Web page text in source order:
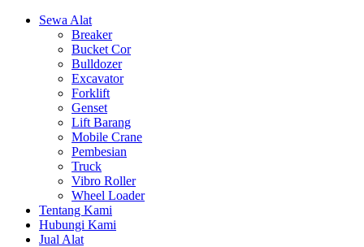
Sewa Alat
Breaker
Bucket Cor
Bulldozer
Excavator
Forklift
Genset
Lift Barang
Mobile Crane
Pembesian
Truck
Vibro Roller
Wheel Loader
Tentang Kami
Hubungi Kami
Jual Alat